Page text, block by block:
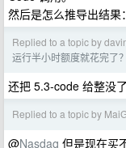
然后是怎么推导出结果
Replied to a topic by
运行半小时额度就花完了？
还把 5.3-code 给整没了
Replied to a topic by
@Nasdaq 但是现在买